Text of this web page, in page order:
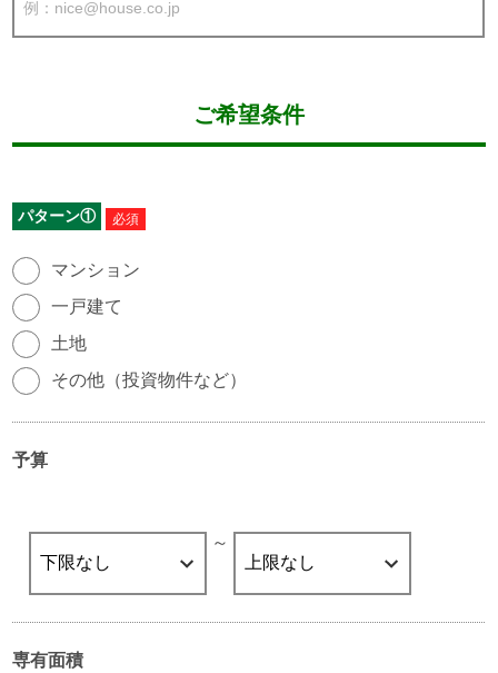
ご希望条件
パターン①
物件種別 必須
マンション
一戸建て
土地
その他（投資物件など）
予算
～
専有面積